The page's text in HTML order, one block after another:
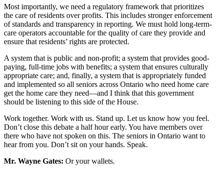
Most importantly, we need a regulatory framework that prioritizes
the care of residents over profits. This includes stronger enforcement
of standards and transparency in reporting. We must hold long-term-
care operators accountable for the quality of care they provide and
ensure that residents’ rights are protected.
A system that is public and non-profit; a system that provides good-
paying, full-time jobs with benefits; a system that ensures culturally
appropriate care; and, finally, a system that is appropriately funded
and implemented so all seniors across Ontario who need home care
get the home care they need—and I think that this government
should be listening to this side of the House.
Work together. Work with us. Stand up. Let us know how you feel.
Don’t close this debate a half hour early. You have members over
there who have not spoken on this. The seniors in Ontario want to
hear from you. Don’t sit on your hands. Speak.
Mr. Wayne Gates: Or your wallets.